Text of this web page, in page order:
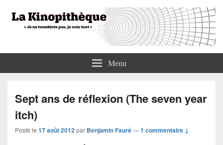
La KinopithèqueMenu
Sept ans de réflexion (The seven year
itch)
Posté le 17 août 2012par Benjamin Fauré—1 commentaire ↓